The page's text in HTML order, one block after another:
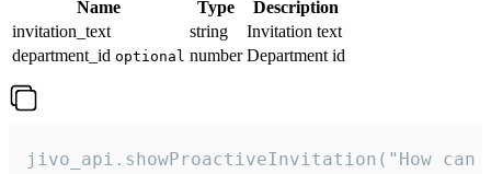
Name Type
Description
invitation_text
string
Invitation text
department_id optional number Department id
jivo_api.showProactiveInvitation("How